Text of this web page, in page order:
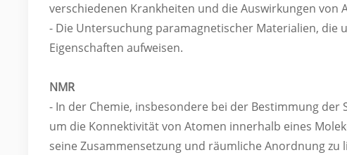
verschiedenen Krankheiten und die Auswirkungen
- Die Untersuchung paramagnetischer Materialien, die
Eigenschaften aufweisen.
NMR
- In der Chemie, insbesondere bei der Bestimmung
um die Konnektivität von Atomen innerhalb eines
seine Zusammensetzung und räumliche Anordnung zu